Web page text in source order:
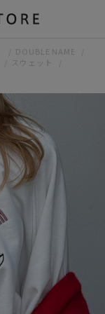
DOUBLE NAME
スウェット